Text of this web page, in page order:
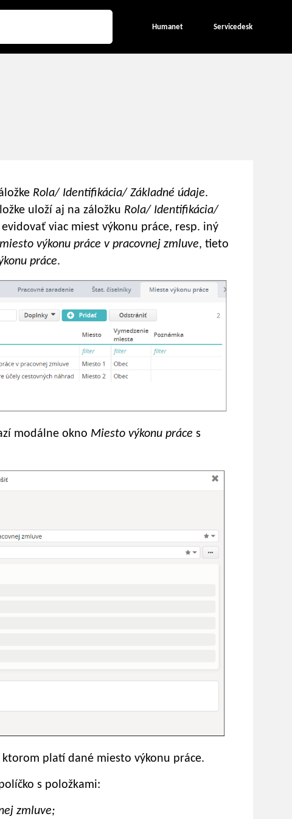
Humanet Servicedesk
Rola/ Identifikácia/ Základné údaje.
uloží aj na záložku Rola/ Identifikácia/
viac miest výkonu práce, resp. iný
výkonu práce v pracovnej zmluve, tieto
práce.
modálne okno Miesto výkonu práce s
platí dané miesto výkonu práce.
s položkami:
zmluve;